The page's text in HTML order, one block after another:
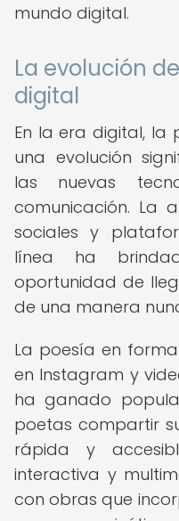
mundo digital.
La evolución
digital
En la era digital, la
una evolución
las nuevas
comunicación. La
sociales y
línea ha
oportunidad de
de una manera
La poesía en
en Instagram y
ha ganado
poetas compartir
rápida y
interactiva y
con obras que